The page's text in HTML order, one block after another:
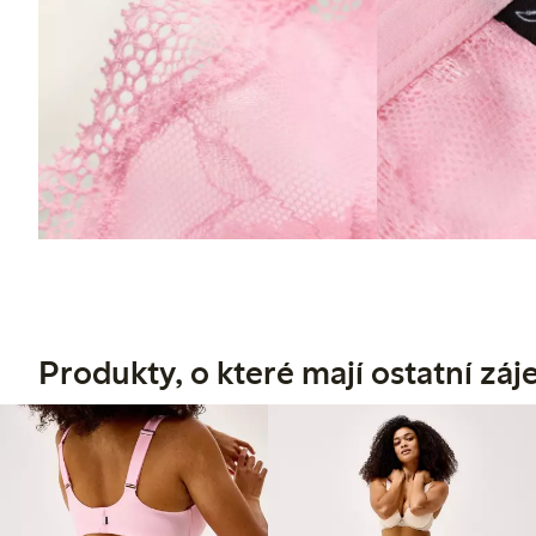
Produkty, o které mají ostatní